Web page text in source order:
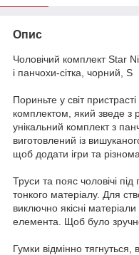
Опис
Чоловічий комплект Star
і панчохи-сітка, чорний, S
Пориньте у світ
комплектом, який зведе з
унікальний комплект з
виготовлений із
щоб додати ігри та
Труси та пояс чоловічі під
тонкого матеріалу. Для
виключно якісні
елемента. Щоб було
Гумки відмінно тягнуться,